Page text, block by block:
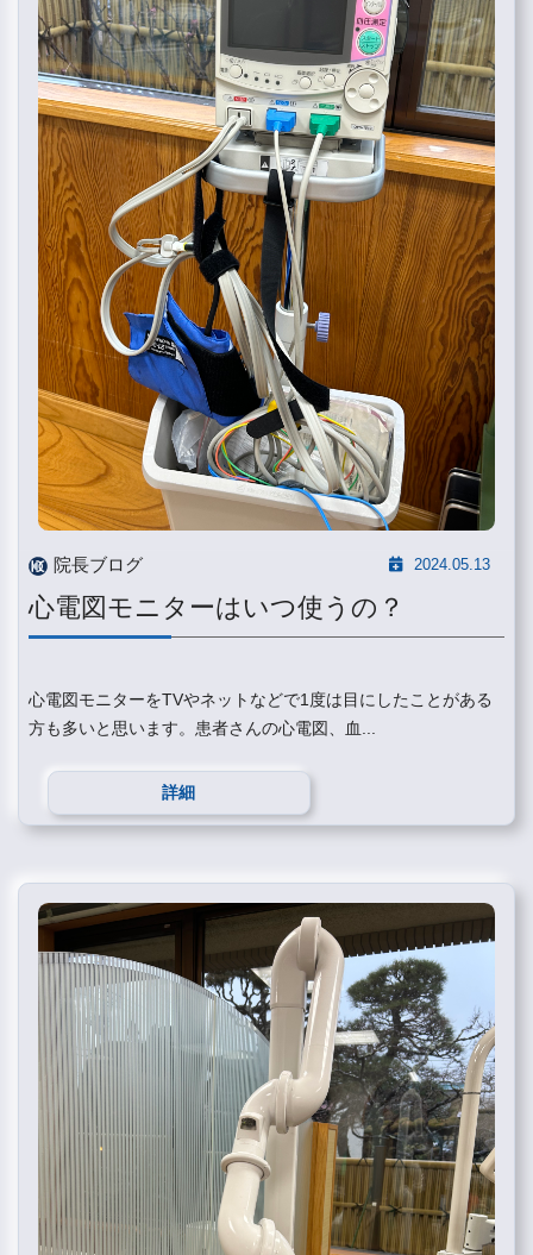
院長ブログ 2024.05.13
心電図モニターはいつ使うの？
心電図モニターをTVやネットなどで1度は目にしたことがある
方も多いと思います。患者さんの心電図、血...
詳細